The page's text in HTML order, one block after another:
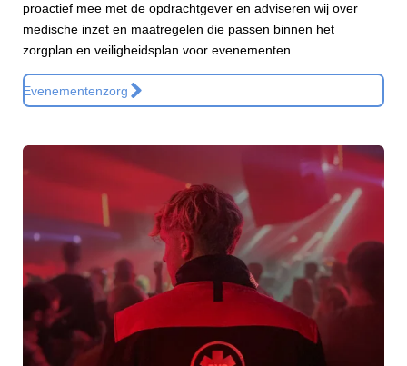
proactief mee met de opdrachtgever en adviseren wij over
medische inzet en maatregelen die passen binnen het
zorgplan en veiligheidsplan voor evenementen.
Evenementenzorg